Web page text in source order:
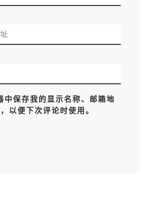
中保存我的显示名称、邮箱地
以便下次评论时使用。